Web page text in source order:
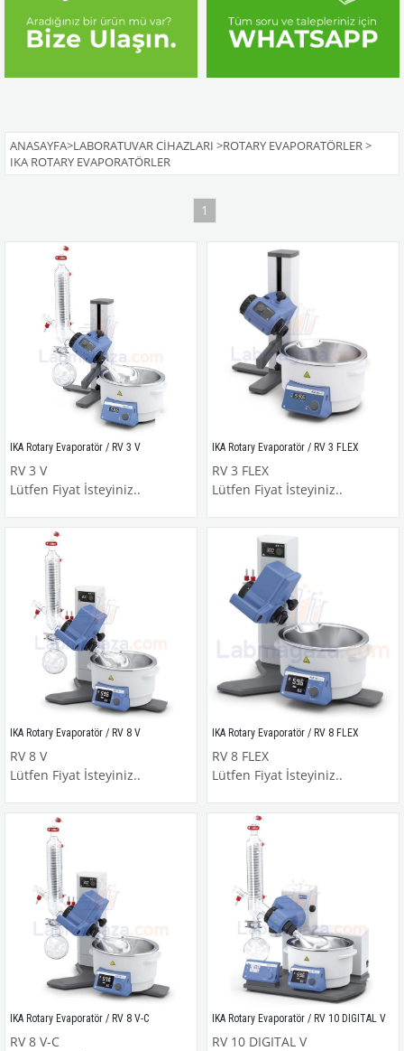
ANASAYFA>LABORATUVAR CIHAZLARI >ROTARY EVAPORATÖRLER>
IKA ROTARY EVAPORATÖRLER
1
IKA Rotary Evaporatör / RV 3 V
RV 3 V
Lütfen Fiyat İsteyiniz..
IKA Rotary Evaporatör / RV 3 FLEX
RV 3 FLEX
Lütfen Fiyat İsteyiniz..
IKA Rotary Evaporatör / RV 8 V
RV 8 V
Lütfen Fiyat İsteyiniz..
IKA Rotary Evaporatör / RV 8 FLEX
RV 8 FLEX
Lütfen Fiyat İsteyiniz..
IKA Rotary Evaporatör / RV 8 V-C
RV 8 V-C
IKA Rotary Evaporatör / RV 10 DIGITAL V
RV 10 DIGITAL V